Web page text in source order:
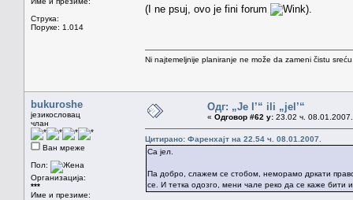
Струка:
Поруке: 1.014
(I ne psuj, ovo je fini forum ).
Ni najtemeljnije planiranje ne može da zameni čistu
bukuroshe
језикословац
члан
Ван мреже
Пол:
Организација:
***
Име и презиме:
Одг: „Je l’“ ili „jel’“
« Одговор #62 у: 23.02 ч.
Цитирано: Фаренхајт на 22.54 ч. 08.01.2007.
Са јел.
Па добро, слажем се стобом, неморамо дркати
се. И тетка одозго, мени чале реко да се каже бити